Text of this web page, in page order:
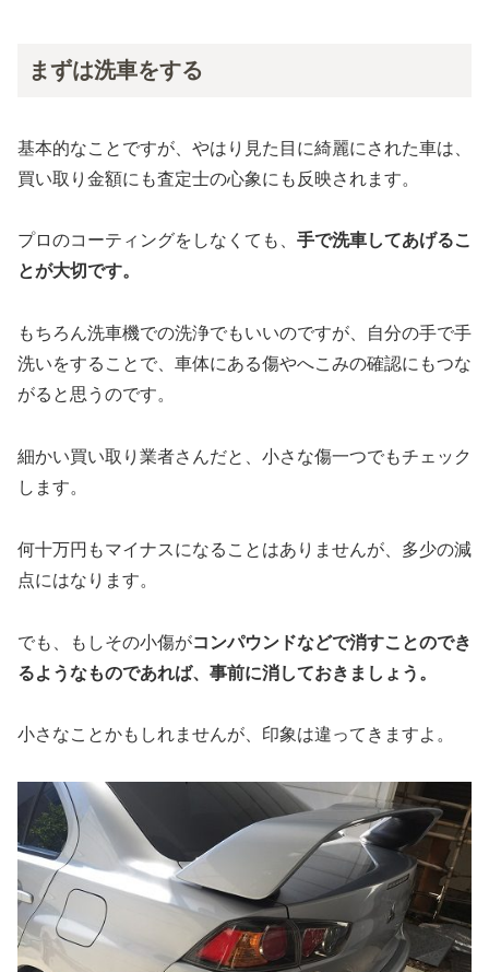
まずは洗車をする
基本的なことですが、やはり見た目に綺麗にされた車は、
買い取り金額にも査定士の心象にも反映されます。
プロのコーティングをしなくても、 手で洗車してあげるこ
とが大切です。
もちろん洗車機での洗浄でもいいのですが、自分の手で手
洗いをすることで、車体にある傷やへこみの確認にもつな
がると思うのです。
細かい買い取り業者さんだと、小さな傷一つでもチェック
します。
何十万円もマイナスになることはありませんが、多少の減
点にはなります。
でも、もしその小傷がコンパウンドなどで消すことのでき
るようなものであれば、事前に消しておきましょう。
小さなことかもしれませんが、印象は違ってきますよ。